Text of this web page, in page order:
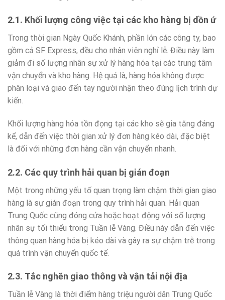
2.1. Khối lượng công việc tại các kho hàng bị dồn ứ
Trong thời gian Ngày Quốc Khánh, phần lớn các công ty, bao
gồm cả SF Express, đều cho nhân viên nghỉ lễ. Điều này làm
giảm đi số lượng nhân sự xử lý hàng hóa tại các trung tâm
vận chuyển và kho hàng. Hệ quả là, hàng hóa không được
phân loại và giao đến tay người nhận theo đúng lịch trình dự
kiến.
Khối lượng hàng hóa tồn đọng tại các kho sẽ gia tăng đáng
kể, dẫn đến việc thời gian xử lý đơn hàng kéo dài, đặc biệt
là đối với những đơn hàng cần vận chuyển nhanh.
2.2. Các quy trình hải quan bị gián đoạn
Một trong những yếu tố quan trọng làm chậm thời gian giao
hàng là sự gián đoạn trong quy trình hải quan. Hải quan
Trung Quốc cũng đóng cửa hoặc hoạt động với số lượng
nhân sự tối thiểu trong Tuần lễ Vàng. Điều này dẫn đến việc
thông quan hàng hóa bị kéo dài và gây ra sự chậm trễ trong
quá trình vận chuyển quốc tế.
2.3. Tắc nghẽn giao thông và vận tải nội địa
Tuần lễ Vàng là thời điểm hàng triệu người dân Trung Quốc